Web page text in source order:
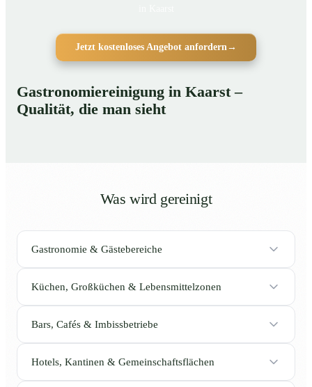
Jetzt kostenloses Angebot anfordern→
Gastronomiereinigung in Kaarst –
Qualität, die man sieht
Was wird gereinigt
Gastronomie & Gästebereiche
Küchen, Großküchen & Lebensmittelzonen
Bars, Cafés & Imbissbetriebe
Hotels, Kantinen & Gemeinschaftsflächen